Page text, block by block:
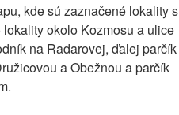
kde sú zaznačené lokality s
okolo Kozmosu a ulice
na Radarovej, ďalej parčík
a Obežnou a parčík